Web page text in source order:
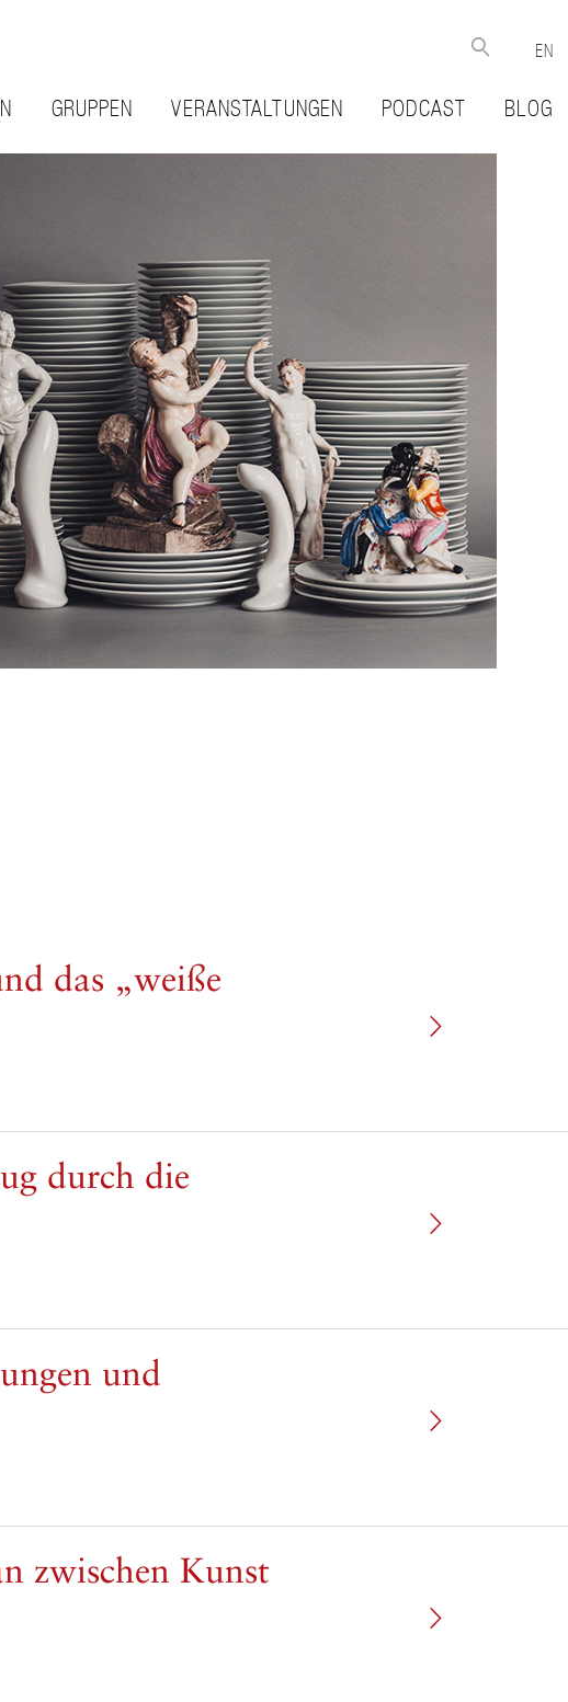
EN
GRUPPEN VERANSTALTUNGEN PODCAST BLOG
das „weiße
durch die
und
zwischen Kunst